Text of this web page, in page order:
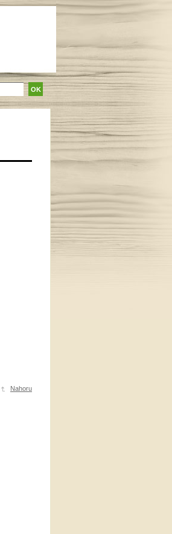
Nahoru